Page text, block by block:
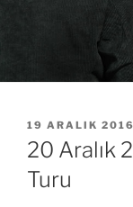
YAYIM
TARIHI
19 ARALIK 2016
20 Aralık
Turu